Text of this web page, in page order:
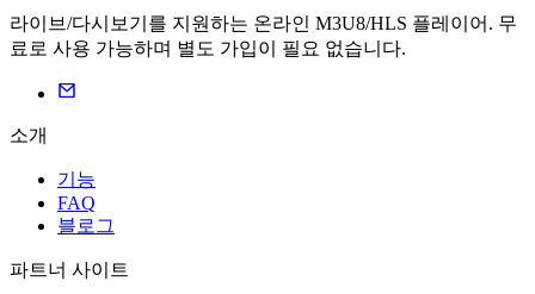
라이브/다시보기를 지원하는 온라인 M3U8/HLS 플레이어. 무
료로 사용 가능하며 별도 가입이 필요 없습니다.
소개
기능
FAQ
블로그
파트너 사이트